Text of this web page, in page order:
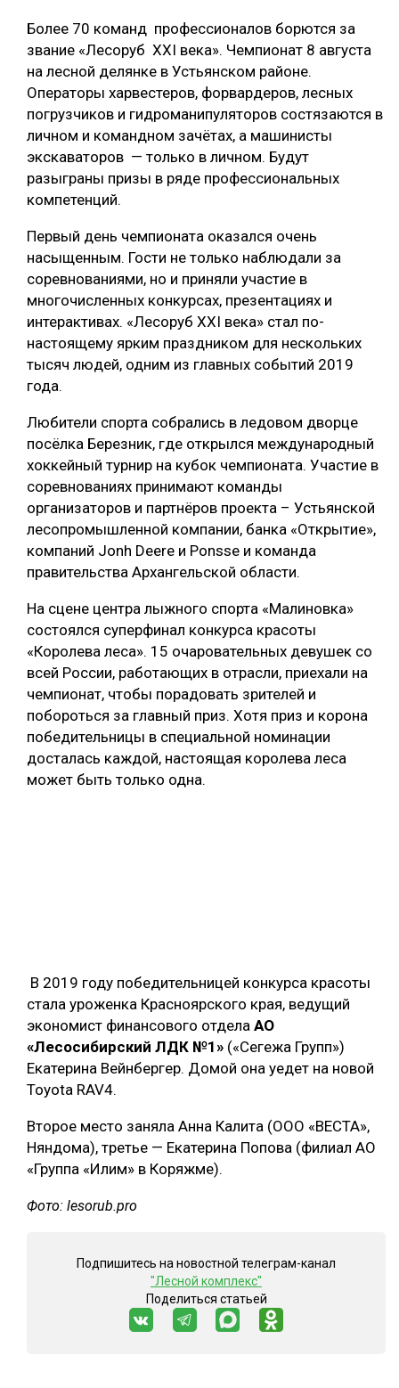
ОБРАБОТКА ДРЕВЕСИНЫ
ЦИФРОВАЯ СРЕДА
БИОЭНЕРГЕТИКА
ЛЕСОВОССТАНОВЛЕНИЕ И ЗАЩИТА
ЛОГИСТИКА
ПРОИЗВОДСТВО ДРЕВЕСНЫХ ПЛИТ
КОМПЛЕКСНАЯ ПЕРЕРАБОТКА
ЛЕСОПИЛЕНИЕ
ДЕРЕВЯННОЕ ДОМОСТРОЕНИЕ
БЕЗОПАСНОЕ ПРОИЗВОДСТВО
СОРТИРОВКА ДРЕВЕСИНЫ
СУШКА ДРЕВЕСИНЫ
МЕБЕЛЬНОЕ ПРОИЗВОДСТВО
ТЕМАТИЧЕСКИЕ ПРОЕКТЫ
Более 70 команд профессионалов борются за
звание «Лесоруб XXI века». Чемпионат 8 августа
на лесной делянке в Устьянском районе.
Операторы харвестеров, форвардеров, лесных
погрузчиков и гидроманипуляторов состязаются в
личном и командном зачётах, а машинисты
экскаваторов — только в личном. Будут
разыграны призы в ряде профессиональных
компетенций.
Первый день чемпионата оказался очень
насыщенным. Гости не только наблюдали за
соревнованиями, но и приняли участие в
многочисленных конкурсах, презентациях и
интерактивах. «Лесоруб XXI века» стал по-
настоящему ярким праздником для нескольких
тысяч людей, одним из главных событий 2019
года.
Любители спорта собрались в ледовом дворце
посёлка Березник, где открылся международный
хоккейный турнир на кубок чемпионата. Участие в
соревнованиях принимают команды
организаторов и партнёров проекта – Устьянской
лесопромышленной компании, банка «Открытие»,
компаний Jonh Deere и Ponsse и команда
правительства Архангельской области.
На сцене центра лыжного спорта «Малиновка»
состоялся суперфинал конкурса красоты
«Королева леса». 15 очаровательных девушек со
всей России, работающих в отрасли, приехали на
чемпионат, чтобы порадовать зрителей и
побороться за главный приз. Хотя приз и корона
победительницы в специальной номинации
досталась каждой, настоящая королева леса
может быть только одна.
В 2019 году победительницей конкурса красоты
стала уроженка Красноярского края, ведущий
экономист финансового отдела АО
«Лесосибирский ЛДК №1» («Сегежа Групп»)
Екатерина Вейнбергер. Домой она уедет на новой
Toyota RAV4.
Второе место заняла Анна Калита (ООО «ВЕСТА»,
Няндома), третье — Екатерина Попова (филиал АО
«Группа «Илим» в Коряжме).
Фото: lesorub.pro
Подпишитесь на новостной телеграм-канал
"Лесной комплекс"
Поделиться статьей